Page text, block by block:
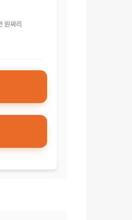
원짜리